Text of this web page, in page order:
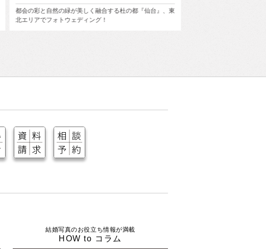
フォトウェディング・前撮りで人気のエリア『横浜』にク
ローズアップしてその魅力を徹底紹介。
結婚写真のお役立ち情報が満載
HOW to コラム